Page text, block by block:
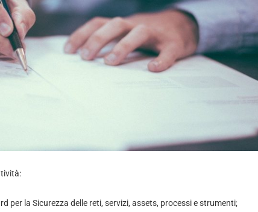
per la Sicurezza delle reti, servizi, assets, processi e strumenti;